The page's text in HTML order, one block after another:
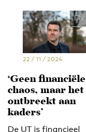
EN
22 / 11 / 2024
‘Geen financiële
chaos, maar het
ontbreekt aan
kaders’
De UT is financieel